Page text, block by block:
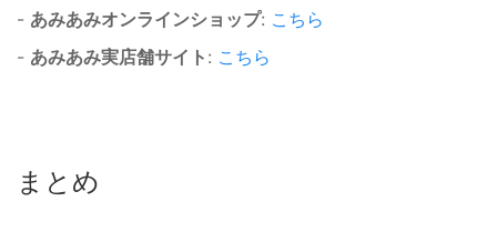
- あみあみオンラインショップ: こちら
- あみあみ実店舗サイト : こちら
まとめ